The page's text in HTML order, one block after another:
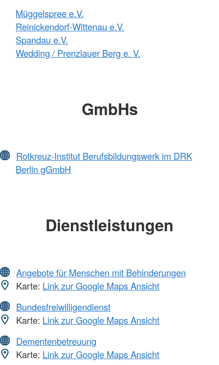
Müggelspree e.V.
Reinickendorf-Wittenau e.V.
Spandau e.V.
Wedding / Prenzlauer Berg e. V.
GmbHs
Rotkreuz-Institut Berufsbildungswerk im DRK
Berlin gGmbH
Dienstleistungen
Angebote für Menschen mit Behinderungen
Karte: Link zur Google Maps Ansicht
Bundesfreiwilligendienst
Karte: Link zur Google Maps Ansicht
Dementenbetreuung
Karte: Link zur Google Maps Ansicht